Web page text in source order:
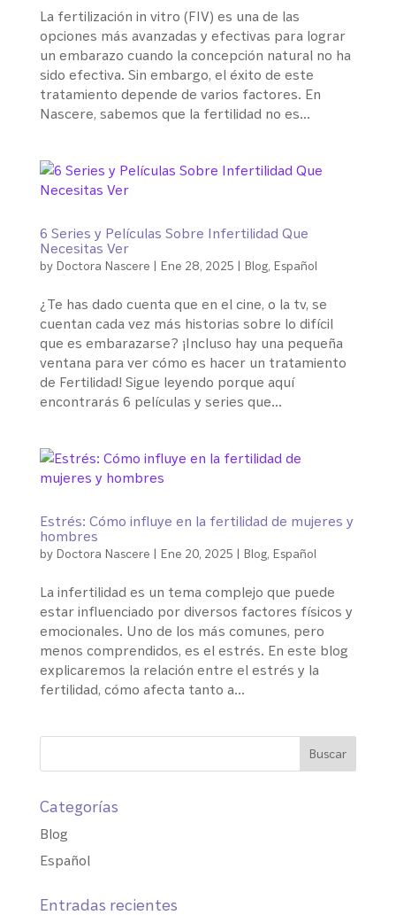
La fertilización in vitro (FIV) es una de las
opciones más avanzadas y efectivas para lograr
un embarazo cuando la concepción natural no ha
sido efectiva. Sin embargo, el éxito de este
tratamiento depende de varios factores. En
Nascere, sabemos que la fertilidad no es...
6 Series y Películas Sobre Infertilidad Que
Necesitas Ver
by Doctora Nascere | Ene 28, 2025 | Blog, Español
¿Te has dado cuenta que en el cine, o la tv, se
cuentan cada vez más historias sobre lo difícil
que es embarazarse? ¡Incluso hay una pequeña
ventana para ver cómo es hacer un tratamiento
de Fertilidad! Sigue leyendo porque aquí
encontrarás 6 películas y series que...
Estrés: Cómo influye en la fertilidad de mujeres y
hombres
by Doctora Nascere | Ene 20, 2025 | Blog, Español
La infertilidad es un tema complejo que puede
estar influenciado por diversos factores físicos y
emocionales. Uno de los más comunes, pero
menos comprendidos, es el estrés. En este blog
explicaremos la relación entre el estrés y la
fertilidad, cómo afecta tanto a...
Categorías
Blog
Español
Entradas recientes